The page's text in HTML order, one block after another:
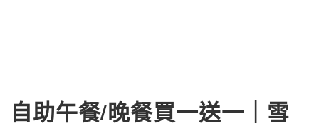
自助午餐/晚餐買一送一｜雪